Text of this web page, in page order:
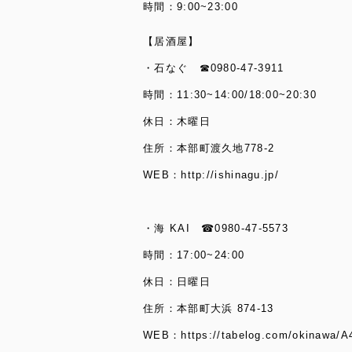
時間：9:00~23:00
【居酒屋】
・石なぐ ☎0980-47-3911
時間：11:30~14:00/18:00~20:30
休日：木曜日
住所：本部町渡久地778-2
WEB： http://ishinagu.jp/
・海 KAI ☎0980-47-5573
時間：17:00~24:00
休日：日曜日
住所：本部町大浜 874-13
WEB： https://tabelog.com/okinawa/